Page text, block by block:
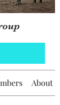
About